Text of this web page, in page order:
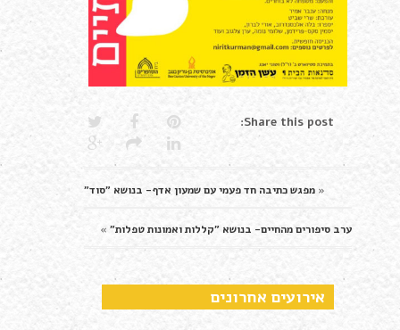
Share this post:
« מפגש כתיבה חד פעמי עם שמעון אדף- בנושא "סוד"
ערב סיפורים מהחיים- בנושא "קללות ואמונות טפלות" »
אירועים אחרונים